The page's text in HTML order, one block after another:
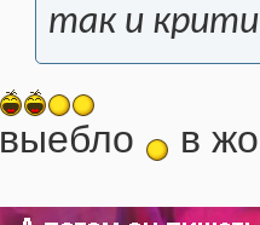
так и
выебло в